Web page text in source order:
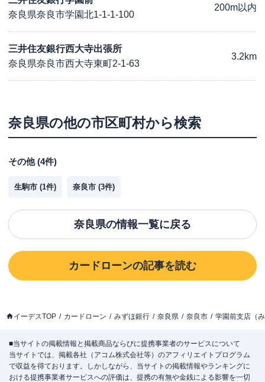
奈良県奈良市学園北1-1-1-100
200m以内
三井住友銀行西大寺出張所
奈良県奈良市西大寺東町2-1-63
3.2km
奈良県の他の市区町村から検索
その他(4件)
生駒市 (1件) 奈良市 (3件)
奈良県の情報一覧に戻る
カードローンの記事を読む
イーデスTOP カードローン みずほ銀行 奈良県 奈良市 学園前支店（
■当サイトの掲載情報と掲載商品ならびに提携事業者のサービスについて
当サイトでは、掲載各社（アコム株式会社等）のアフィリエイトプログラム
で収益を得ております。しかしながら、当サイトの掲載情報やランキングに
おける提携事業者サービスへの評価は、提携の有無や金銭による影響を一切